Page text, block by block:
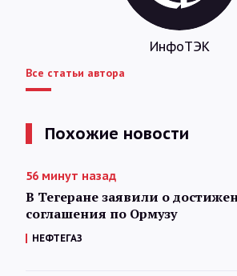
ИнфоТЭК
Все статьи автора
Похожие новости
56 минут назад
В Тегеране заявили о
соглашения по Ормузу
НЕФТЕГАЗ